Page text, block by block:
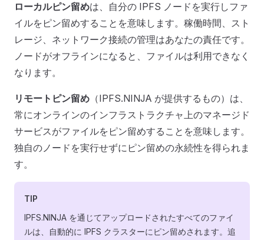
ローカルピン留めは、自分の IPFS ノードを実行しファ
イルをピン留めすることを意味します。稼働時間、スト
レージ、ネットワーク接続の管理はあなたの責任です。
ノードがオフラインになると、ファイルは利用できなく
なります。
リモートピン留め （IPFS.NINJA が提供するもの）は、
常にオンラインのインフラストラクチャ上のマネージド
サービスがファイルをピン留めすることを意味します。
独自のノードを実行せずにピン留めの永続性を得られま
す。
TIP
IPFS.NINJA を通じてアップロードされたすべてのファイ
ルは、自動的に IPFS クラスターにピン留めされます。追